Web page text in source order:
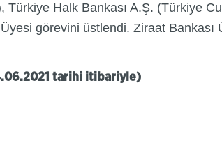
Halk Bankası A.Ş. (Türkiye
görevini üstlendi. Ziraat
tarihi itibariyle)